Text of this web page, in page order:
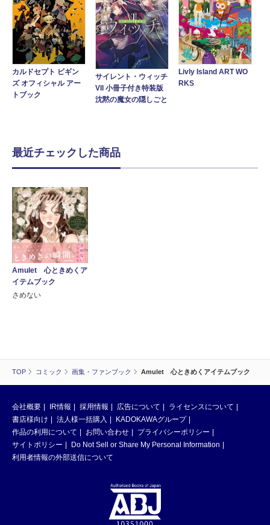
TOP コミック 画集・ファンブック Amulet 心ときめくアイテムブック
カルドセプト ビギン
ズ オフィシャル アー
トブック
サイレント・ウィッチ
VII 小冊子付き特装版
沈黙の魔女の隠しごと
Livly Island ART WO
RKS
最近チェックした商品
Amulet 心ときめくア
イテムブック
さめない
会社概要 IR情報 採用情報 広告について
ライセンスについて
書店様向け
法人様一括購入
KADOKAWAグループ
作品の利用について
お問い合わせ
プライバシーポリシー
サイトポリシー
Do Not Sell or Share My Personal Information
利用者情報の外部送信について